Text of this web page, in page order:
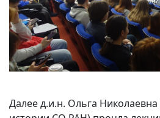
Далее д.и.н. Ольга